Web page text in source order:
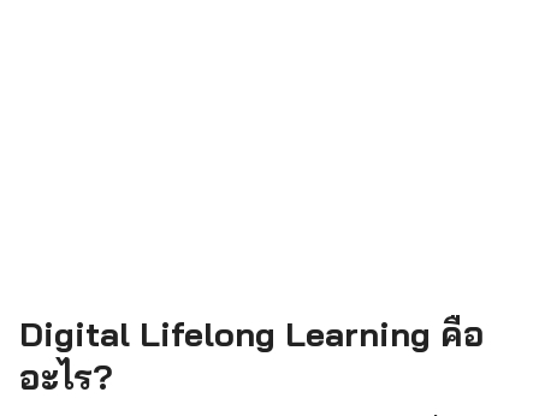
Digital Lifelong Learning คือ
อะไร?